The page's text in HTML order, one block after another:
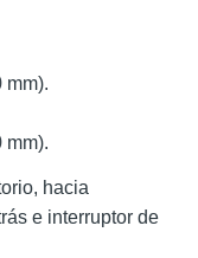
mm).
mm).
hacia
e interruptor de